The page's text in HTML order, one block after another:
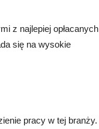
z najlepiej opłacanych
się na wysokie
pracy w tej branży.